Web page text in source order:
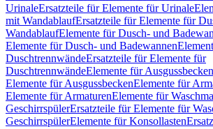
UrinaleErsatzteile für Elemente für Urinale
mit WandablaufErsatzteile für Elemente für
WandablaufElemente für Dusch- und
Elemente für Dusch- und Badewannen
DuschtrennwändeErsatzteile für Elemente für
DuschtrennwändeElemente für Ausgussbecken
Elemente für AusgussbeckenElemente für
Elemente für ArmaturenElemente für
GeschirrspülerErsatzteile für Elemente für
GeschirrspülerElemente für Konsollasten